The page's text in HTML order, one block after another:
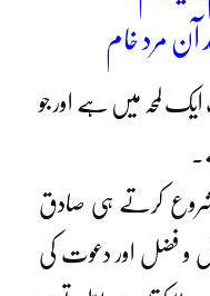
آن مرد خام
لمحہ میں ہے اور جو
کرتے ہی صادق
و فضل اور دعوت کی